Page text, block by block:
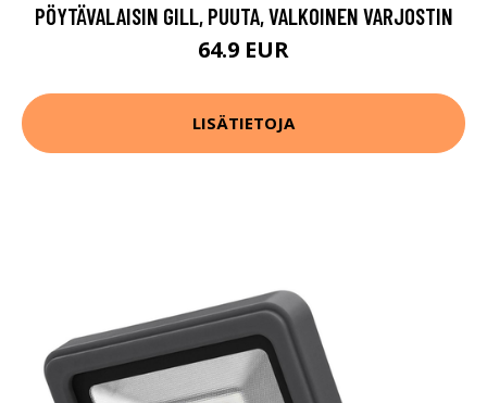
PÖYTÄVALAISIN GILL, PUUTA, VALKOINEN VARJOSTIN
64.9 EUR
LISÄTIETOJA